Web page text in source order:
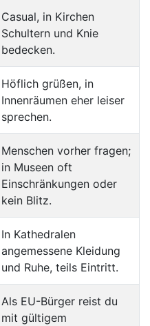
Casual, in Kirchen
Schultern und Knie
bedecken.
Höflich grüßen, in
Innenräumen eher leiser
sprechen.
Menschen vorher fragen;
in Museen oft
Einschränkungen oder
kein Blitz.
In Kathedralen
angemessene Kleidung
und Ruhe, teils Eintritt.
Als EU-Bürger reist du
mit gültigem